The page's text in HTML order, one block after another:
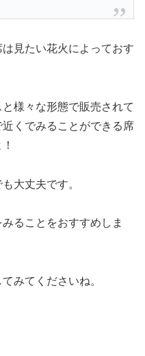
見たい花火によっておす
様々な形態で販売されて
くでみることができる席
大丈夫です。
ることをおすすめしま
みてくださいね。